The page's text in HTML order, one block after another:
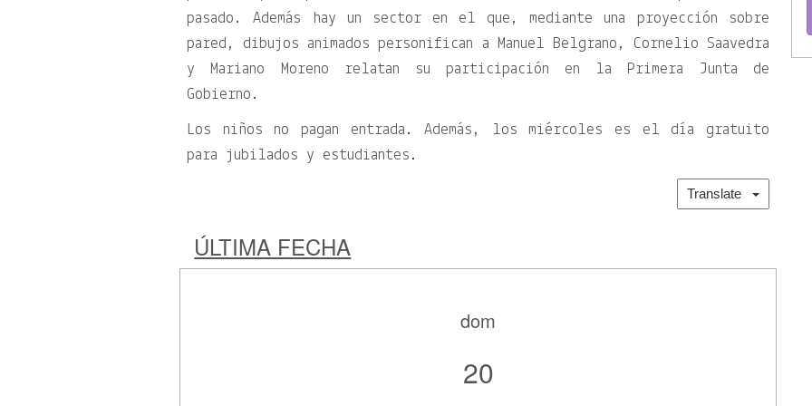
pasado. Además hay un sector en el que, mediante una proyección sobre
pared, dibujos animados personifican a Manuel Belgrano, Cornelio Saavedra
y Mariano Moreno relatan su participación en la Primera Junta de
Gobierno.
Los niños no pagan entrada. Además, los miércoles es el día gratuito
para jubilados y estudiantes.
Translate
ÚLTIMA FECHA
dom
20